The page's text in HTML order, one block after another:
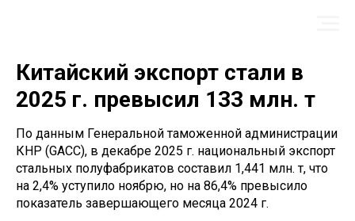
Китайский экспорт стали в
2025 г. превысил 133 млн. т
По данным Генеральной таможенной администрации
КНР (GACC), в декабре 2025 г. национальный экспорт
стальных полуфабрикатов составил 1,441 млн. т, что
на 2,4% уступило ноябрю, но на 86,4% превысило
показатель завершающего месяца 2024 г.